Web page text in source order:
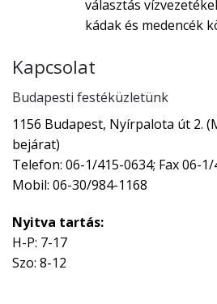
választás
kádak és medencék
Kapcsolat
Budapesti festéküzletünk
1156 Budapest, Nyírpalota út 2.
bejárat)
Telefon: 06-1/415-0634; Fax 06-
Mobil: 06-30/984-1168
Nyitva tartás:
H-P: 7-17
Szo: 8-12